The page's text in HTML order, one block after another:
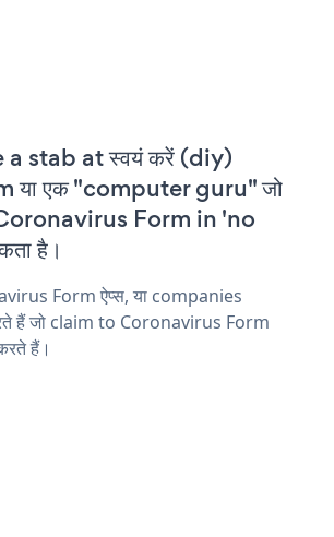
a stab at स्वयं करें (diy)
या एक "computer guru" जो
Coronavirus Form in 'no
है।
Form ऐप्स, या companies
हैं जो claim to Coronavirus Form
हैं।